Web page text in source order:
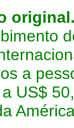
a
US$